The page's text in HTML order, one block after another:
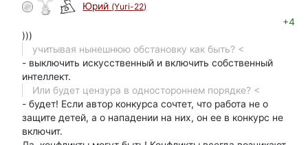
Юрий (Yuri-22)
+4
)))
учитывая нынешнюю обстановку как быть? <
- выключить искусственный и включить собственный
интеллект.
Или будет цензура в одностороннем порядке? <
- будет! Если автор конкурса сочтет, что работа не о
защите детей, а о нападении на них, он ее в конкурс не
включит.